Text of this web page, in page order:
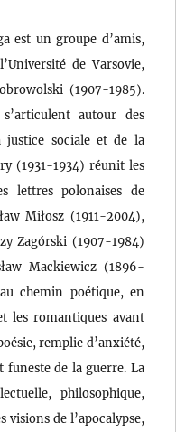
est un groupe d’amis,
de Varsovie,
(1907-1985).
autour des
justice sociale et de la
(1931-1934) réunit les
lettres polonaises de
Miłosz (1911-2004),
Zagórski (1907-1984)
Mackiewicz (1896-
chemin poétique, en
les romantiques avant
remplie d’anxiété,
funeste de la guerre. La
philosophique,
visions de l’apocalypse,